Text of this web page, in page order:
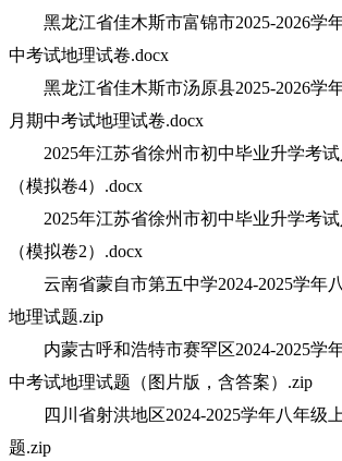
黑龙江省佳木斯市富锦市2025-2026学
中考试地理试卷.docx
黑龙江省佳木斯市汤原县2025-2026学
月期中考试地理试卷.docx
2025年江苏省徐州市初中毕业升学考试
（模拟卷4）.docx
2025年江苏省徐州市初中毕业升学考试
（模拟卷2）.docx
云南省蒙自市第五中学2024-2025学年
地理试题.zip
内蒙古呼和浩特市赛罕区2024-2025学
中考试地理试题（图片版，含答案）.zip
四川省射洪地区2024-2025学年八年级
题.zip